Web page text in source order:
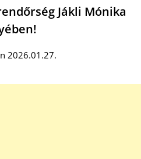
Jákli Mónika
2026.01.27.